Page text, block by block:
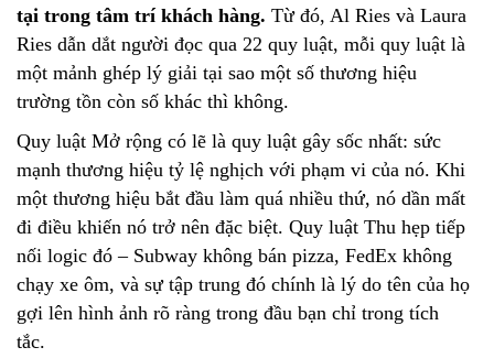
tại trong tâm trí khách hàng. Từ đó, Al Ries và Laura
Ries dẫn dắt người đọc qua 22 quy luật, mỗi quy luật là
một mảnh ghép lý giải tại sao một số thương hiệu
trường tồn còn số khác thì không.
Quy luật Mở rộng có lẽ là quy luật gây sốc nhất: sức
mạnh thương hiệu tỷ lệ nghịch với phạm vi của nó. Khi
một thương hiệu bắt đầu làm quá nhiều thứ, nó dần mất
đi điều khiến nó trở nên đặc biệt. Quy luật Thu hẹp tiếp
nối logic đó – Subway không bán pizza, FedEx không
chạy xe ôm, và sự tập trung đó chính là lý do tên của họ
gợi lên hình ảnh rõ ràng trong đầu bạn chỉ trong tích
tắc.